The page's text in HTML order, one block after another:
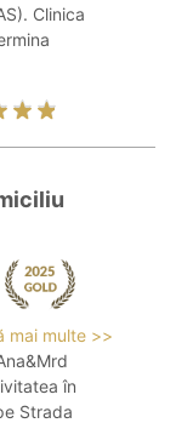
Clinica
mai multe >>
în
Strada